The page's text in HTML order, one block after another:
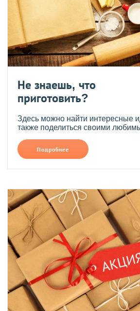
Не знаешь, что
приготовить?
Здесь можно найти интересные
также поделиться своими
Подробнее